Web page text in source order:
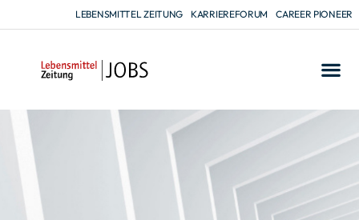
LEBENSMITTEL ZEITUNG KARRIEREFORUM CAREER PIONEER